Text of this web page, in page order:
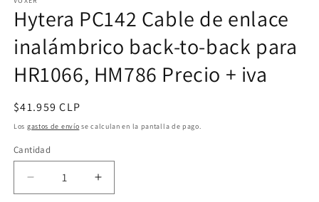
1
en
ventana
modal
Hytera PC142 Cable de enlace
inalámbrico back-to-back para
HR1066, HM786 Precio + iva
Precio
habitual
$41.959 CLP
Los gastos de envío se calculan en la pantalla de pago.
Cantidad
Cantidad
Reducir
cantidad
Aumentar
cantidad